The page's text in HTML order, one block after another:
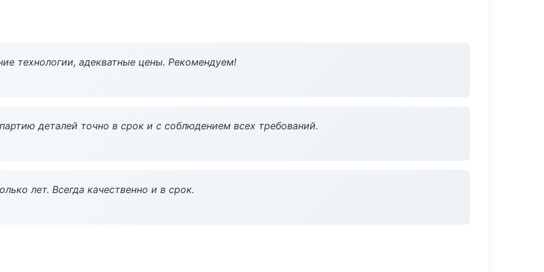
технологии, адекватные цены. Рекомендуем!
деталей точно в срок и с соблюдением всех требований.
лет. Всегда качественно и в срок.